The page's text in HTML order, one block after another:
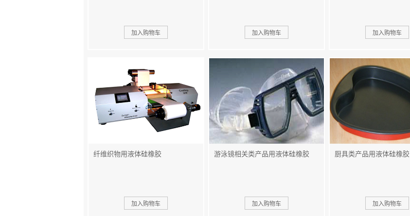
纤维织物用液体硅橡胶 游泳镜相关类产品用液体硅橡胶 厨具类产品用液体硅橡胶